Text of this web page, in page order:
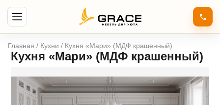
Главная / Кухни / Кухня «Мари» (МДФ крашенный)
Кухня «Мари» (МДФ крашенный)